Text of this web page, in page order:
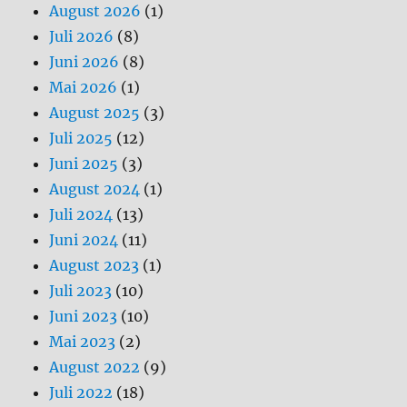
August 2026 (1)
Juli 2026 (8)
Juni 2026 (8)
Mai 2026 (1)
August 2025 (3)
Juli 2025 (12)
Juni 2025 (3)
August 2024 (1)
Juli 2024 (13)
Juni 2024 (11)
August 2023 (1)
Juli 2023 (10)
Juni 2023 (10)
Mai 2023 (2)
August 2022 (9)
Juli 2022 (18)